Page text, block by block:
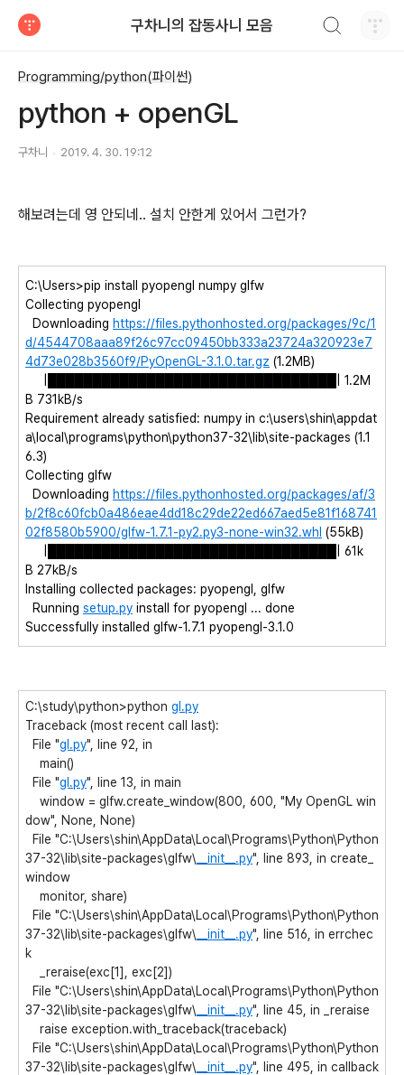
구차니의 잡동사니 모음
Programming/python(파이썬)
python + openGL
구차니 2019. 4. 30. 19:12
해보려는데 영 안되네.. 설치 안한게 있어서 그런가?
C:\Users>pip install pyopengl numpy glfw
Collecting pyopengl
Downloading https://files.pythonhosted.org/packages/9c/1
d/4544708aaa89f26c97cc09450bb333a23724a320923e7
4d73e028b3560f9/PyOpenGL-3.1.0.tar.gz (1.2MB)
|████████████████████████████████| 1.2M
B 731kB/s
Requirement already satisfied: numpy in c:\users\shin\appdat
a\local\programs\python\python37-32\lib\site-packages (1.1
6.3)
Collecting glfw
Downloading https://files.pythonhosted.org/packages/af/3
b/2f8c60fcb0a486eae4dd18c29de22ed667aed5e81f168741
02f8580b5900/glfw-1.7.1-py2.py3-none-win32.whl (55kB)
|████████████████████████████████| 61k
B 27kB/s
Installing collected packages: pyopengl, glfw
Running setup.py install for pyopengl ... done
Successfully installed glfw-1.7.1 pyopengl-3.1.0
C:\study\python>python gl.py
Traceback (most recent call last):
File "gl.py", line 92, in
main()
File "gl.py", line 13, in main
window = glfw.create_window(800, 600, "My OpenGL win
dow", None, None)
File "C:\Users\shin\AppData\Local\Programs\Python\Python
37-32\lib\site-packages\glfw\ __init__.py", line 893, in create_
window
monitor, share)
File "C:\Users\shin\AppData\Local\Programs\Python\Python
37-32\lib\site-packages\glfw\ __init__.py", line 516, in errchec
k
_reraise(exc[1], exc[2])
File "C:\Users\shin\AppData\Local\Programs\Python\Python
37-32\lib\site-packages\glfw\ __init__.py", line 45, in _reraise
raise exception.with_traceback(traceback)
File "C:\Users\shin\AppData\Local\Programs\Python\Python
37-32\lib\site-packages\glfw\ __init__.py", line 495, in callback